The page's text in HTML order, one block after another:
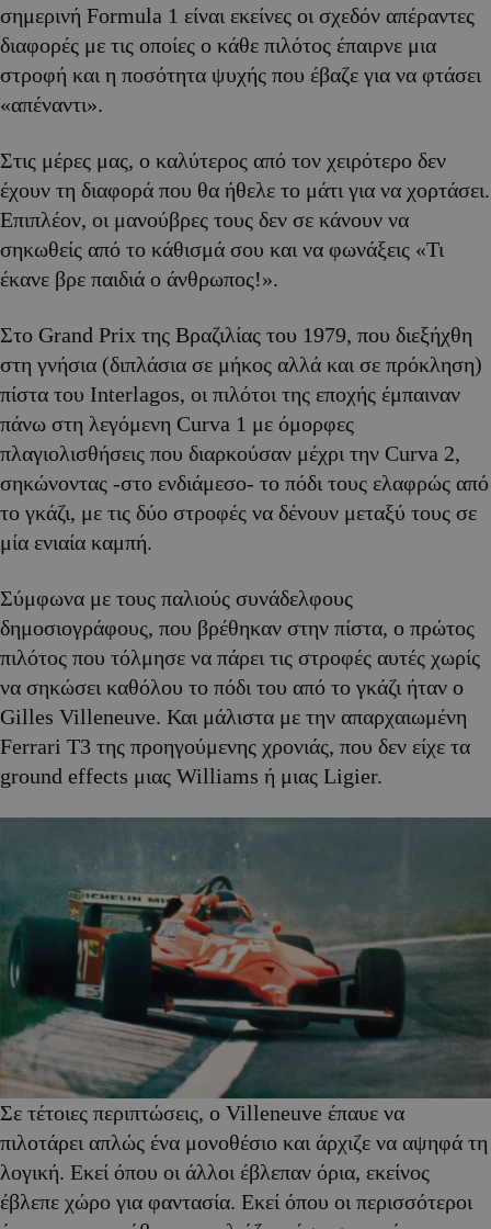
σημερινή Formula 1 είναι εκείνες οι σχεδόν απέραντες
διαφορές με τις οποίες ο κάθε πιλότος έπαιρνε μια
στροφή και η ποσότητα ψυχής που έβαζε για να φτάσει
«απέναντι».
Στις μέρες μας, ο καλύτερος από τον χειρότερο δεν
έχουν τη διαφορά που θα ήθελε το μάτι για να χορτάσει.
Επιπλέον, οι μανούβρες τους δεν σε κάνουν να
σηκωθείς από το κάθισμά σου και να φωνάξεις «Τι
έκανε βρε παιδιά ο άνθρωπος!».
Στο Grand Prix της Βραζιλίας του 1979, που διεξήχθη
στη γνήσια (διπλάσια σε μήκος αλλά και σε πρόκληση)
πίστα του Interlagos, οι πιλότοι της εποχής έμπαιναν
πάνω στη λεγόμενη Curva 1 με όμορφες
πλαγιολισθήσεις που διαρκούσαν μέχρι την Curva 2,
σηκώνοντας -στο ενδιάμεσο- το πόδι τους ελαφρώς από
το γκάζι, με τις δύο στροφές να δένουν μεταξύ τους σε
μία ενιαία καμπή.
Σύμφωνα με τους παλιούς συνάδελφους
δημοσιογράφους, που βρέθηκαν στην πίστα, ο πρώτος
πιλότος που τόλμησε να πάρει τις στροφές αυτές χωρίς
να σηκώσει καθόλου το πόδι του από το γκάζι ήταν ο
Gilles Villeneuve. Και μάλιστα με την απαρχαιωμένη
Ferrari T3 της προηγούμενης χρονιάς, που δεν είχε τα
ground effects μιας Williams ή μιας Ligier.
Σε τέτοιες περιπτώσεις, ο Villeneuve έπαυε να
πιλοτάρει απλώς ένα μονοθέσιο και άρχιζε να αψηφά τη
λογική. Εκεί όπου οι άλλοι έβλεπαν όρια, εκείνος
έβλεπε χώρο για φαντασία. Εκεί όπου οι περισσότεροι